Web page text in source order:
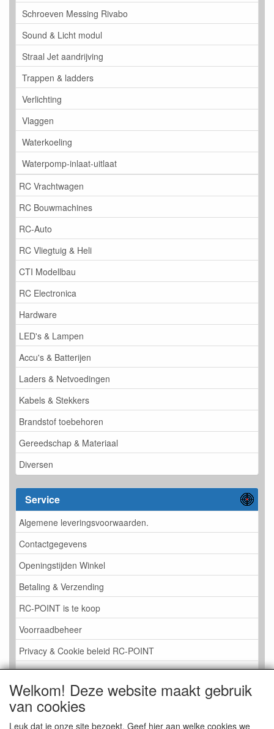
Schroeven Messing Rivabo
Sound & Licht modul
Straal Jet aandrijving
Trappen & ladders
Verlichting
Vlaggen
Waterkoeling
Waterpomp-inlaat-uitlaat
RC Vrachtwagen
RC Bouwmachines
RC-Auto
RC Vliegtuig & Heli
CTI Modellbau
RC Electronica
Hardware
LED's & Lampen
Accu's & Batterijen
Laders & Netvoedingen
Kabels & Stekkers
Brandstof toebehoren
Gereedschap & Materiaal
Diversen
Service
Algemene leveringsvoorwaarden.
Contactgegevens
Openingstijden Winkel
Betaling & Verzending
RC-POINT is te koop
Voorraadbeheer
Privacy & Cookie beleid RC-POINT
LINK PAGINA
Gastenboek RC-POINT
Kijkje in de Winkel
Welkom! Deze website maakt gebruik
van cookies
Leuk dat je onze site bezoekt. Geef hier aan welke cookies we